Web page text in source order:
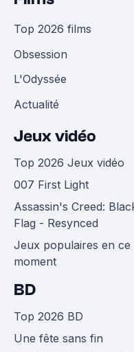
Top 2026 films
Obsession
L'Odyssée
Actualité
Jeux vidéo
Top 2026 Jeux vidéo
007 First Light
Assassin's Creed:
Flag - Resynced
Jeux populaires en ce
moment
BD
Top 2026 BD
Une fête sans fin